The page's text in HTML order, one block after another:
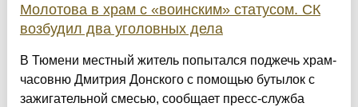
Молотова в храм с «воинским» статусом. СК
возбудил два уголовных дела
В Тюмени местный житель попытался поджечь храм-
часовню Дмитрия Донского с помощью бутылок с
зажигательной смесью, сообщает пресс-служба